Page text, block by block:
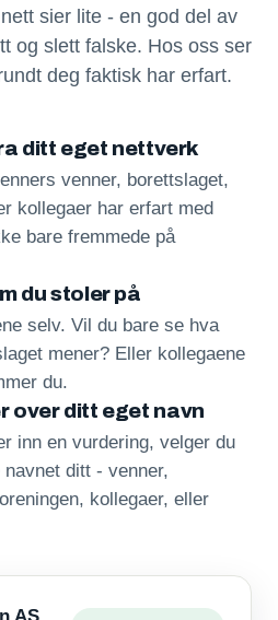
sier lite - en god del av
og slett falske. Hos oss ser
deg faktisk har erfart.
ditt eget nettverk
venner, borettslaget,
kollegaer har erfart med
bare fremmede på
du stoler på
selv. Vil du bare se hva
mener? Eller kollegaene
du.
over ditt eget navn
inn en vurdering, velger du
ditt - venner,
kollegaer, eller